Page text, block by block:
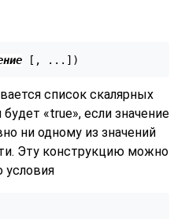
[ , ... ])
список скалярных
будет «true», если значение
ни одному из значений
Эту конструкцию можно
условия